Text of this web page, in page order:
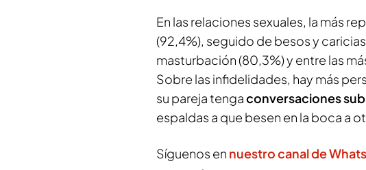
En las relaciones sexuales, la más
(92,4%), seguido de besos y
masturbación (80,3%) y entre las
Sobre las infidelidades, hay más
su pareja tengaconversaciones
espaldas a que besen en la boca a
Síguenos en nuestro canal de